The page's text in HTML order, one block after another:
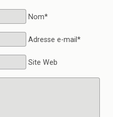
Nom*
Adresse e-mail*
Site Web